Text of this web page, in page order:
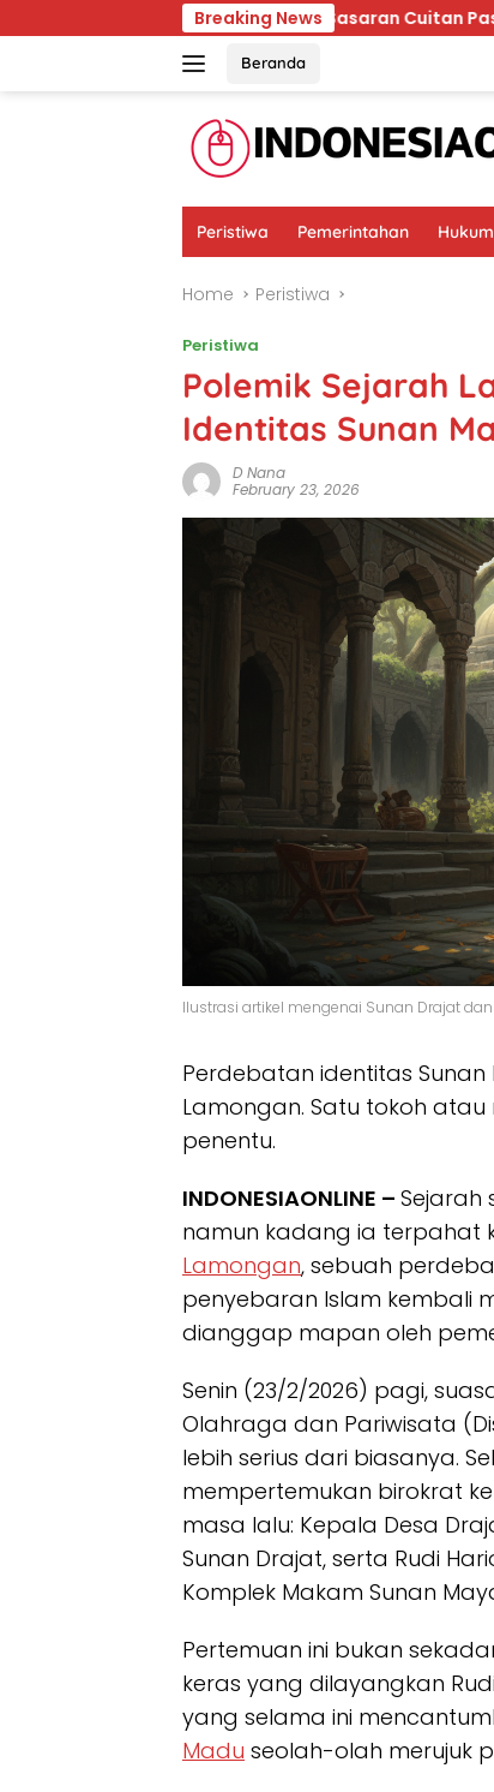
to
Breaking News
Ternyata RSCM Sasaran Cuitan Pasien BPJS yang
Beranda
Peristiwa Pemerintahan
Home Peristiwa
Peristiwa
Polemik Sejarah
Identitas Sunan
D Nana
February 23, 2026
Ilustrasi artikel mengenai Sunan Drajat
Perdebatan identitas
Lamongan. Satu tokoh
penentu.
INDONESIAONLINE – Sejarah
namun kadang ia terpahat
Lamongan, sebuah
penyebaran Islam kembali
dianggap mapan oleh
Senin (23/2/2026) pagi,
Olahraga dan Pariwisata
lebih serius dari biasanya.
mempertemukan birokrat
masa lalu: Kepala Desa
Sunan Drajat, serta Rudi
Komplek Makam Sunan
Pertemuan ini bukan
keras yang dilayangkan
yang selama ini
Madu seolah-olah merujuk